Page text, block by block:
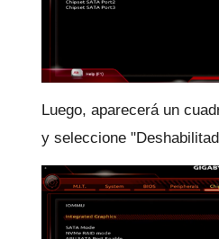
Luego, aparecerá un
y seleccione